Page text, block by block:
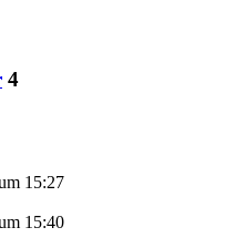
4
15:27
15:40